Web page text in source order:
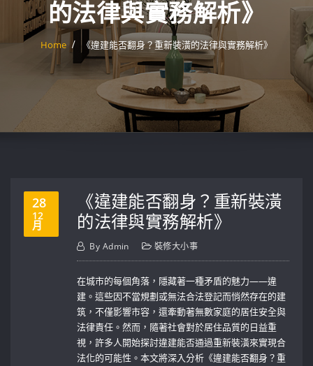
的法律與實務解析》
Home 《違建能否翻身？重新裝潢的法律與實務解析》
28
12
月
《違建能否翻身？重新裝潢
的法律與實務解析》
By Admin 裝修大小事
在城市的每個角落，隱藏著一種矛盾的魅力——違
建。這些因不當規劃或無法合法登記而悄然存在的建
筑，不僅影響市容，還牽動著無數家庭的居住安全與
法律責任。然而，隨著社會對於居住品質的日益重
視，許多人開始探討違建能否通過重新裝潢來實現合
法化的可能性。本文將深入分析《違建能否翻身？重